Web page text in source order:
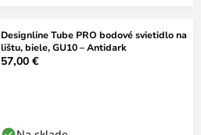
Designline Tube PRO bodové svietidlo na
lištu, biele, GU10 – Antidark
57,00 €